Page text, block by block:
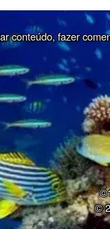
conteúdo, fazer
©